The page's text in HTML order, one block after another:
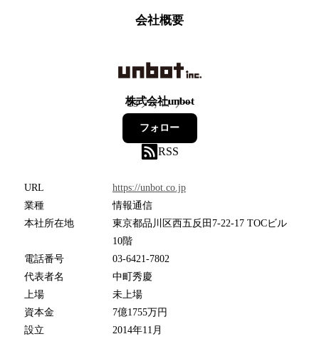
会社概要
株式会社unbot
13フォロワー
フォロー
RSS
URL
https://unbot.co.jp
業種
情報通信
本社所在地
東京都品川区西五反田7-22-17 TOCビル
10階
電話番号
03-6421-7802
代表者名
中町秀慶
上場
未上場
資本金
7億1755万円
設立
2014年11月